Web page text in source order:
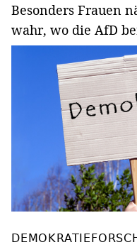
Besonders Frauen
wahr, wo die AfD